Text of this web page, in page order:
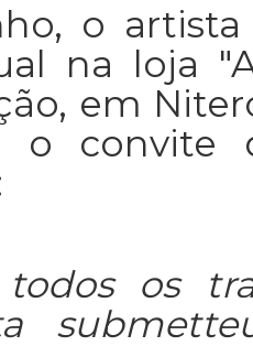
o artista
na loja
em
o convite
todos os